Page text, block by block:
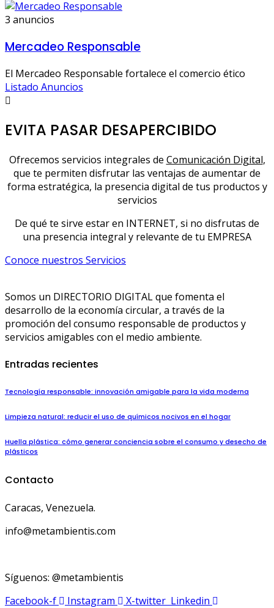
3 anuncios
Mercadeo Responsable
El Mercadeo Responsable fortalece el comercio ético
Listado Anuncios
EVITA PASAR DESAPERCIBIDO
Ofrecemos servicios integrales de Comunicación Digital,
que te permiten disfrutar las ventajas de aumentar de
forma estratégica, la presencia digital de tus productos y
servicios
De qué te sirve estar en INTERNET, si no disfrutas de
una presencia integral y relevante de tu EMPRESA
Conoce nuestros Servicios
Somos un DIRECTORIO DIGITAL que fomenta el
desarrollo de la economía circular, a través de la
promoción del consumo responsable de productos y
servicios amigables con el medio ambiente.
Entradas recientes
Tecnología responsable: innovación amigable para la vida moderna
Limpieza natural: reducir el uso de químicos nocivos en el hogar
Huella plástica: cómo generar conciencia sobre el consumo y desecho de
plásticos
Contacto
Caracas, Venezuela.
info@metambientis.com
Síguenos: @metambientis
Facebook-f
Instagram X-twitter Linkedin